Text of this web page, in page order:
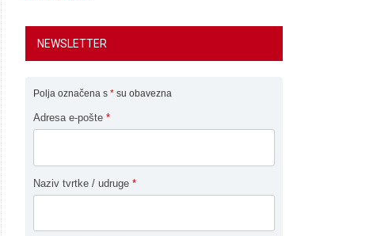
NEWSLETTER
Polja označena s * su obavezna
Adresa e-pošte *
Naziv tvrtke / udruge *